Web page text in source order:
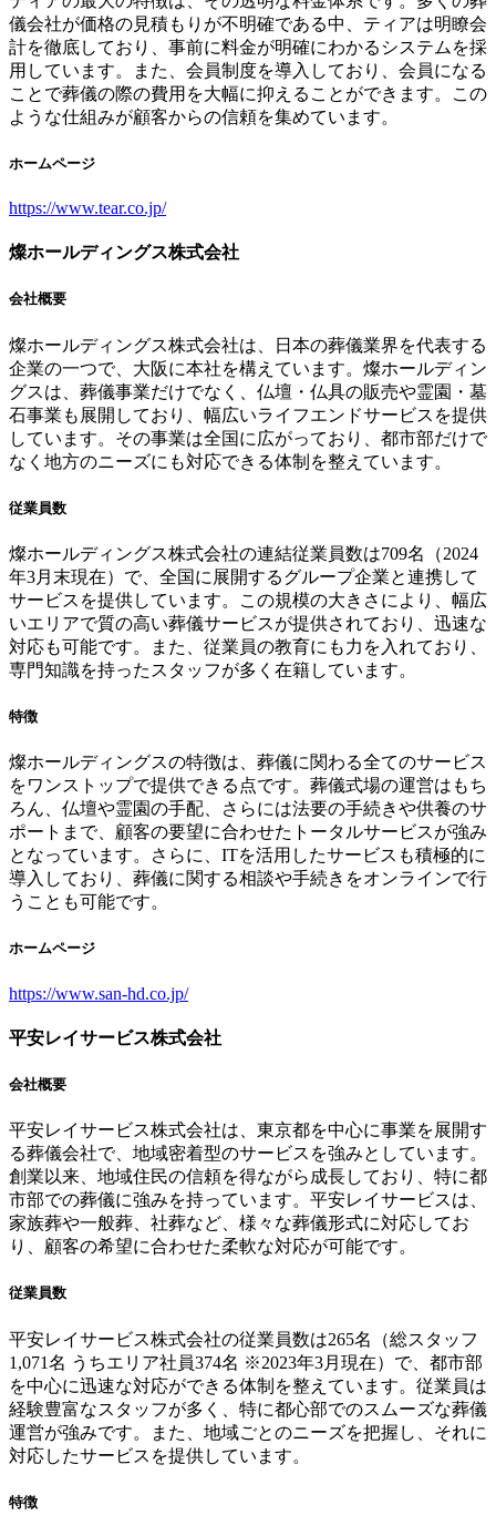
儀会社が価格の見積もりが不明確である中、ティアは明瞭会
計を徹底しており、事前に料金が明確にわかるシステムを採
用しています。また、会員制度を導入しており、会員になる
ことで葬儀の際の費用を大幅に抑えることができます。この
ような仕組みが顧客からの信頼を集めています。
ホームページ
https://www.tear.co.jp/
燦ホールディングス株式会社
会社概要
燦ホールディングス株式会社は、日本の葬儀業界を代表する
企業の一つで、大阪に本社を構えています。燦ホールディン
グスは、葬儀事業だけでなく、仏壇・仏具の販売や霊園・墓
石事業も展開しており、幅広いライフエンドサービスを提供
しています。その事業は全国に広がっており、都市部だけで
なく地方のニーズにも対応できる体制を整えています。
従業員数
燦ホールディングス株式会社の連結従業員数は709名（2024
年3月末現在）で、全国に展開するグループ企業と連携して
サービスを提供しています。この規模の大きさにより、幅広
いエリアで質の高い葬儀サービスが提供されており、迅速な
対応も可能です。また、従業員の教育にも力を入れており、
専門知識を持ったスタッフが多く在籍しています。
特徴
燦ホールディングスの特徴は、葬儀に関わる全てのサービス
をワンストップで提供できる点です。葬儀式場の運営はもち
ろん、仏壇や霊園の手配、さらには法要の手続きや供養のサ
ポートまで、顧客の要望に合わせたトータルサービスが強み
となっています。さらに、ITを活用したサービスも積極的に
導入しており、葬儀に関する相談や手続きをオンラインで行
うことも可能です。
ホームページ
https://www.san-hd.co.jp/
平安レイサービス株式会社
会社概要
平安レイサービス株式会社は、東京都を中心に事業を展開す
る葬儀会社で、地域密着型のサービスを強みとしています。
創業以来、地域住民の信頼を得ながら成長しており、特に都
市部での葬儀に強みを持っています。平安レイサービスは、
家族葬や一般葬、社葬など、様々な葬儀形式に対応してお
り、顧客の希望に合わせた柔軟な対応が可能です。
従業員数
平安レイサービス株式会社の従業員数は265名（総スタッフ
1,071名 うちエリア社員374名 ※2023年3月現在）で、都市部
を中心に迅速な対応ができる体制を整えています。従業員は
経験豊富なスタッフが多く、特に都心部でのスムーズな葬儀
運営が強みです。また、地域ごとのニーズを把握し、それに
対応したサービスを提供しています。
特徴